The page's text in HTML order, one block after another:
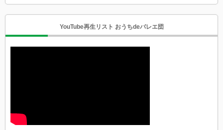
YouTube再生リスト おうちdeバレエ団